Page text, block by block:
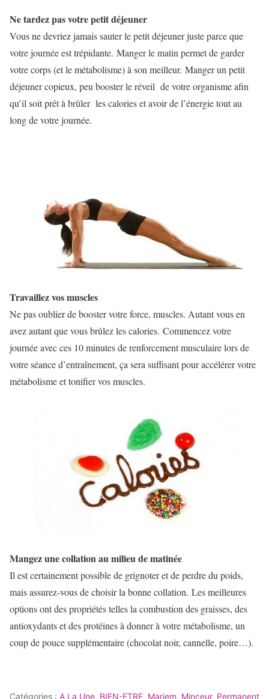
Ne tardez pas votre petit déjeuner
Vous ne devriez jamais sauter le petit déjeuner juste parce que
votre journée est trépidante. Manger le matin permet de garder
votre corps (et le métabolisme) à son meilleur. Manger un petit
déjeuner copieux, peu booster le réveil de votre organisme afin
qu’il soit prêt à brûler les calories et avoir de l’énergie tout au
long de votre journée.
Travaillez vos muscles
Ne pas oublier de booster votre force, muscles. Autant vous en
avez autant que vous brûlez les calories. Commencez votre
journée avec ces 10 minutes de renforcement musculaire lors de
votre séance d’entraînement, ça sera suffisant pour accélérer votre
métabolisme et tonifier vos muscles.
Mangez une collation au milieu de matinée
Il est certainement possible de grignoter et de perdre du poids,
mais assurez-vous de choisir la bonne collation. Les meilleures
options ont des propriétés telles la combustion des graisses, des
antioxydants et des protéines à donner à votre métabolisme, un
coup de pouce supplémentaire (chocolat noir, cannelle, poire…).
Catégories : A La Une, BIEN-ETRE, Mariem, Minceur, Permanent